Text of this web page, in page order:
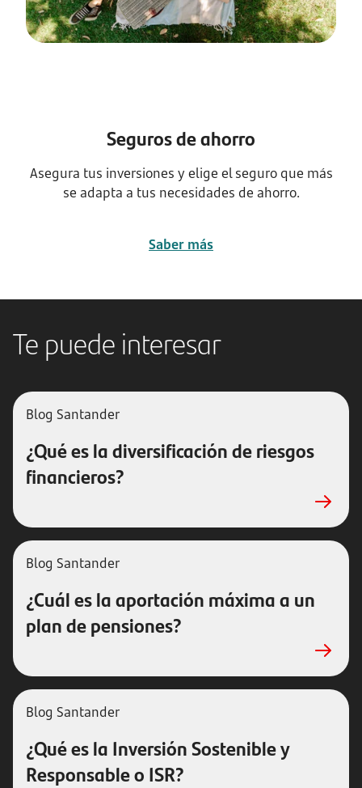
Seguros de ahorro
Asegura tus inversiones y elige el seguro que más
se adapta a tus necesidades de ahorro.
Saber más
Te puede interesar
Blog Santander
¿Qué es la diversificación de riesgos
financieros?
Blog Santander
¿Cuál es la aportación máxima a un
plan de pensiones?
Blog Santander
¿Qué es la Inversión Sostenible y
Responsable o ISR?